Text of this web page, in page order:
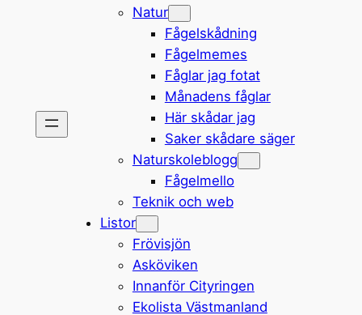
Natur
Fågelskådning
Fågelmemes
Fåglar jag fotat
Månadens fåglar
Här skådar jag
Saker skådare säger
Naturskoleblogg
Fågelmello
Teknik och web
Listor
Frövisjön
Asköviken
Innanför Cityringen
Ekolista Västmanland